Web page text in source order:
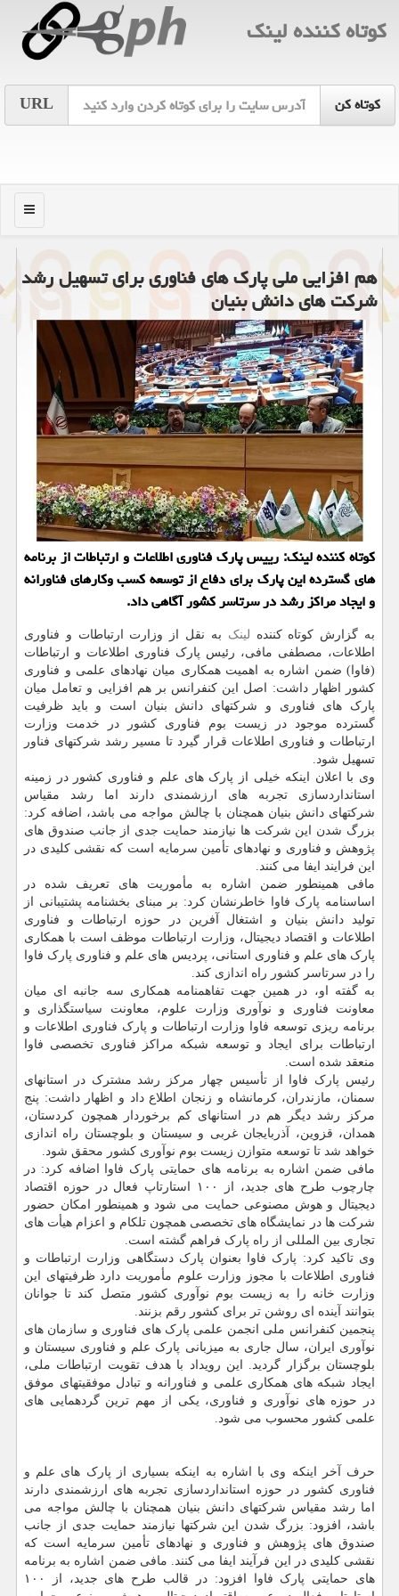
كوتاه كننده لینك
URL
منو
هم افزایی ملی پارک های فناوری برای تسهیل رشد
شرکت های دانش بنیان
کوتاه کننده لینک: رییس پارک فناوری اطلاعات و ارتباطات از برنامه
های گسترده این پارک برای دفاع از توسعه کسب وکارهای فناورانه
و ایجاد مراکز رشد در سرتاسر کشور آگاهی داد.
به گزارش کوتاه کننده لینک به نقل از وزارت ارتباطات و فناوری
اطلاعات، مصطفی مافی، رئیس پارک فناوری اطلاعات و ارتباطات
(فاوا) ضمن اشاره به اهمیت همکاری میان نهادهای علمی و فناوری
کشور اظهار داشت: اصل این کنفرانس بر هم افزایی و تعامل میان
پارک های فناوری و شرکتهای دانش بنیان است و باید ظرفیت
گسترده موجود در زیست بوم فناوری کشور در خدمت وزارت
ارتباطات و فناوری اطلاعات قرار گیرد تا مسیر رشد شرکتهای فناور
تسهیل شود.
وی با اعلان اینکه خیلی از پارک های علم و فناوری کشور در زمینه
استانداردسازی تجربه های ارزشمندی دارند اما رشد مقیاس
شرکتهای دانش بنیان همچنان با چالش مواجه می باشد، اضافه کرد:
بزرگ شدن این شرکت ها نیازمند حمایت جدی از جانب صندوق های
پژوهش و فناوری و نهادهای تأمین سرمایه است که نقشی کلیدی در
این فرایند ایفا می کنند.
مافی همینطور ضمن اشاره به مأموریت های تعریف شده در
اساسنامه پارک فاوا خاطرنشان کرد: بر مبنای بخشنامه پشتیبانی از
تولید دانش بنیان و اشتغال آفرین در حوزه ارتباطات و فناوری
اطلاعات و اقتصاد دیجیتال، وزارت ارتباطات موظف است با همکاری
پارک های علم و فناوری استانی، پردیس های علم و فناوری پارک فاوا
را در سرتاسر کشور راه اندازی کند.
به گفته او، در همین جهت تفاهمنامه همکاری سه جانبه ای میان
معاونت فناوری و نوآوری وزارت علوم، معاونت سیاستگذاری و
برنامه ریزی توسعه فاوا وزارت ارتباطات و پارک فناوری اطلاعات و
ارتباطات برای ایجاد و توسعه شبکه مراکز فناوری تخصصی فاوا
منعقد شده است.
رئیس پارک فاوا از تأسیس چهار مرکز رشد مشترک در استانهای
سمنان، مازندران، کرمانشاه و زنجان اطلاع داد و اظهار داشت: پنج
مرکز رشد دیگر هم در استانهای کم برخوردار همچون کردستان،
همدان، قزوین، آذربایجان غربی و سیستان و بلوچستان راه اندازی
خواهد شد تا توسعه متوازن زیست بوم نوآوری کشور محقق شود.
مافی ضمن اشاره به برنامه های حمایتی پارک فاوا اضافه کرد: در
چارچوب طرح های جدید، از ۱۰۰ استارتاپ فعال در حوزه اقتصاد
دیجیتال و هوش مصنوعی حمایت می شود و همینطور امکان حضور
شرکت ها در نمایشگاه های تخصصی همچون تلکام و اعزام هیأت های
تجاری بین المللی از راه پارک فراهم گشته است.
وی تاکید کرد: پارک فاوا بعنوان پارک دستگاهی وزارت ارتباطات و
فناوری اطلاعات با مجوز وزارت علوم مأموریت دارد ظرفیتهای این
وزارت خانه را به زیست بوم نوآوری کشور متصل کند تا جوانان
بتوانند آینده ای روشن تر برای کشور رقم بزنند.
پنجمین کنفرانس ملی انجمن علمی پارک های فناوری و سازمان های
نوآوری ایران، سال جاری به میزبانی پارک علم و فناوری سیستان و
بلوچستان برگزار گردید. این رویداد با هدف تقویت ارتباطات ملی،
ایجاد شبکه های همکاری علمی و فناورانه و تبادل موفقیتهای موفق
در حوزه های نوآوری و فناوری، یکی از مهم ترین گردهمایی های
علمی کشور محسوب می شود.
حرف آخر اینکه وی با اشاره به اینکه بسیاری از پارک های علم و
فناوری کشور در حوزه استانداردسازی تجربه های ارزشمندی دارند
اما رشد مقیاس شرکتهای دانش بنیان همچنان با چالش مواجه می
باشد، افزود: بزرگ شدن این شرکتها نیازمند حمایت جدی از جانب
صندوق های پژوهش و فناوری و نهادهای تأمین سرمایه است که
نقشی کلیدی در این فرآیند ایفا می کنند. مافی ضمن اشاره به برنامه
های حمایتی پارک فاوا افزود: در قالب طرح های جدید، از ۱۰۰